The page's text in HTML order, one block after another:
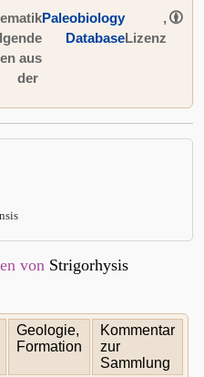
aus
der
Paleobiology
Database
,
Lizenz
von Strigorhysis
Geologie,
Formation
Kommentar
zur
Sammlung